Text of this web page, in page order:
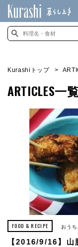
Kurashiトップ
ARTICLES一
FOOD & RECIPE おうち
【2016/9/16】山